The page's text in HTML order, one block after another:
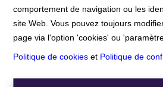
comportement de navigation ou les
site Web. Vous pouvez toujours
page via l'option 'cookies' ou
Politique de cookies et Politique de
Accueil
Chercher